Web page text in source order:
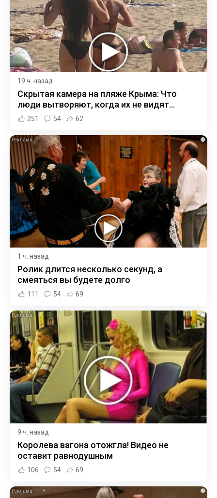
19 ч. назад
Скрытая камера на пляже Крыма: Что
люди вытворяют, когда их не видят...
251 54 62
i
1 ч. назад
Ролик длится несколько секунд, а
смеяться вы будете долго
111 54 69
i
9 ч. назад
Королева вагона отожгла! Видео не
оставит равнодушным
106 54 69
i